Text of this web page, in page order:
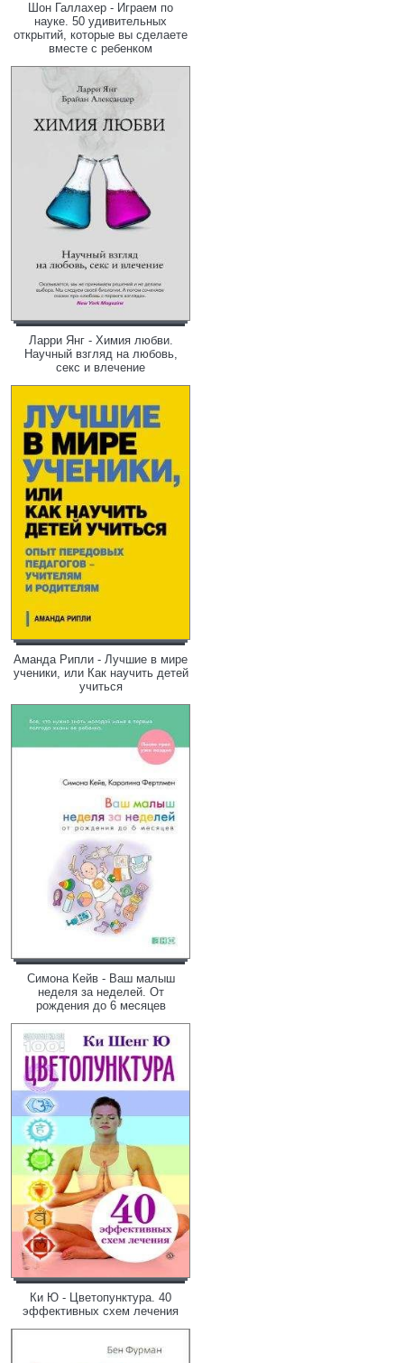
Шон Галлахер - Играем по
науке. 50 удивительных
открытий, которые вы сделаете
вместе с ребенком
Ларри Янг - Химия любви.
Научный взгляд на любовь,
секс и влечение
Аманда Рипли - Лучшие в мире
ученики, или Как научить детей
учиться
Симона Кейв - Ваш малыш
неделя за неделей. От
рождения до 6 месяцев
Ки Ю - Цветопунктура. 40
эффективных схем лечения